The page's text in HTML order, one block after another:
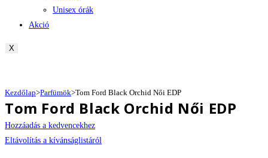
Unisex órák
Akció
X
Kezdőlap>Parfümök>Tom Ford Black Orchid Női EDP
Tom Ford Black Orchid Női EDP
Hozzáadás a kedvencekhez
Eltávolítás a kívánságlistáról